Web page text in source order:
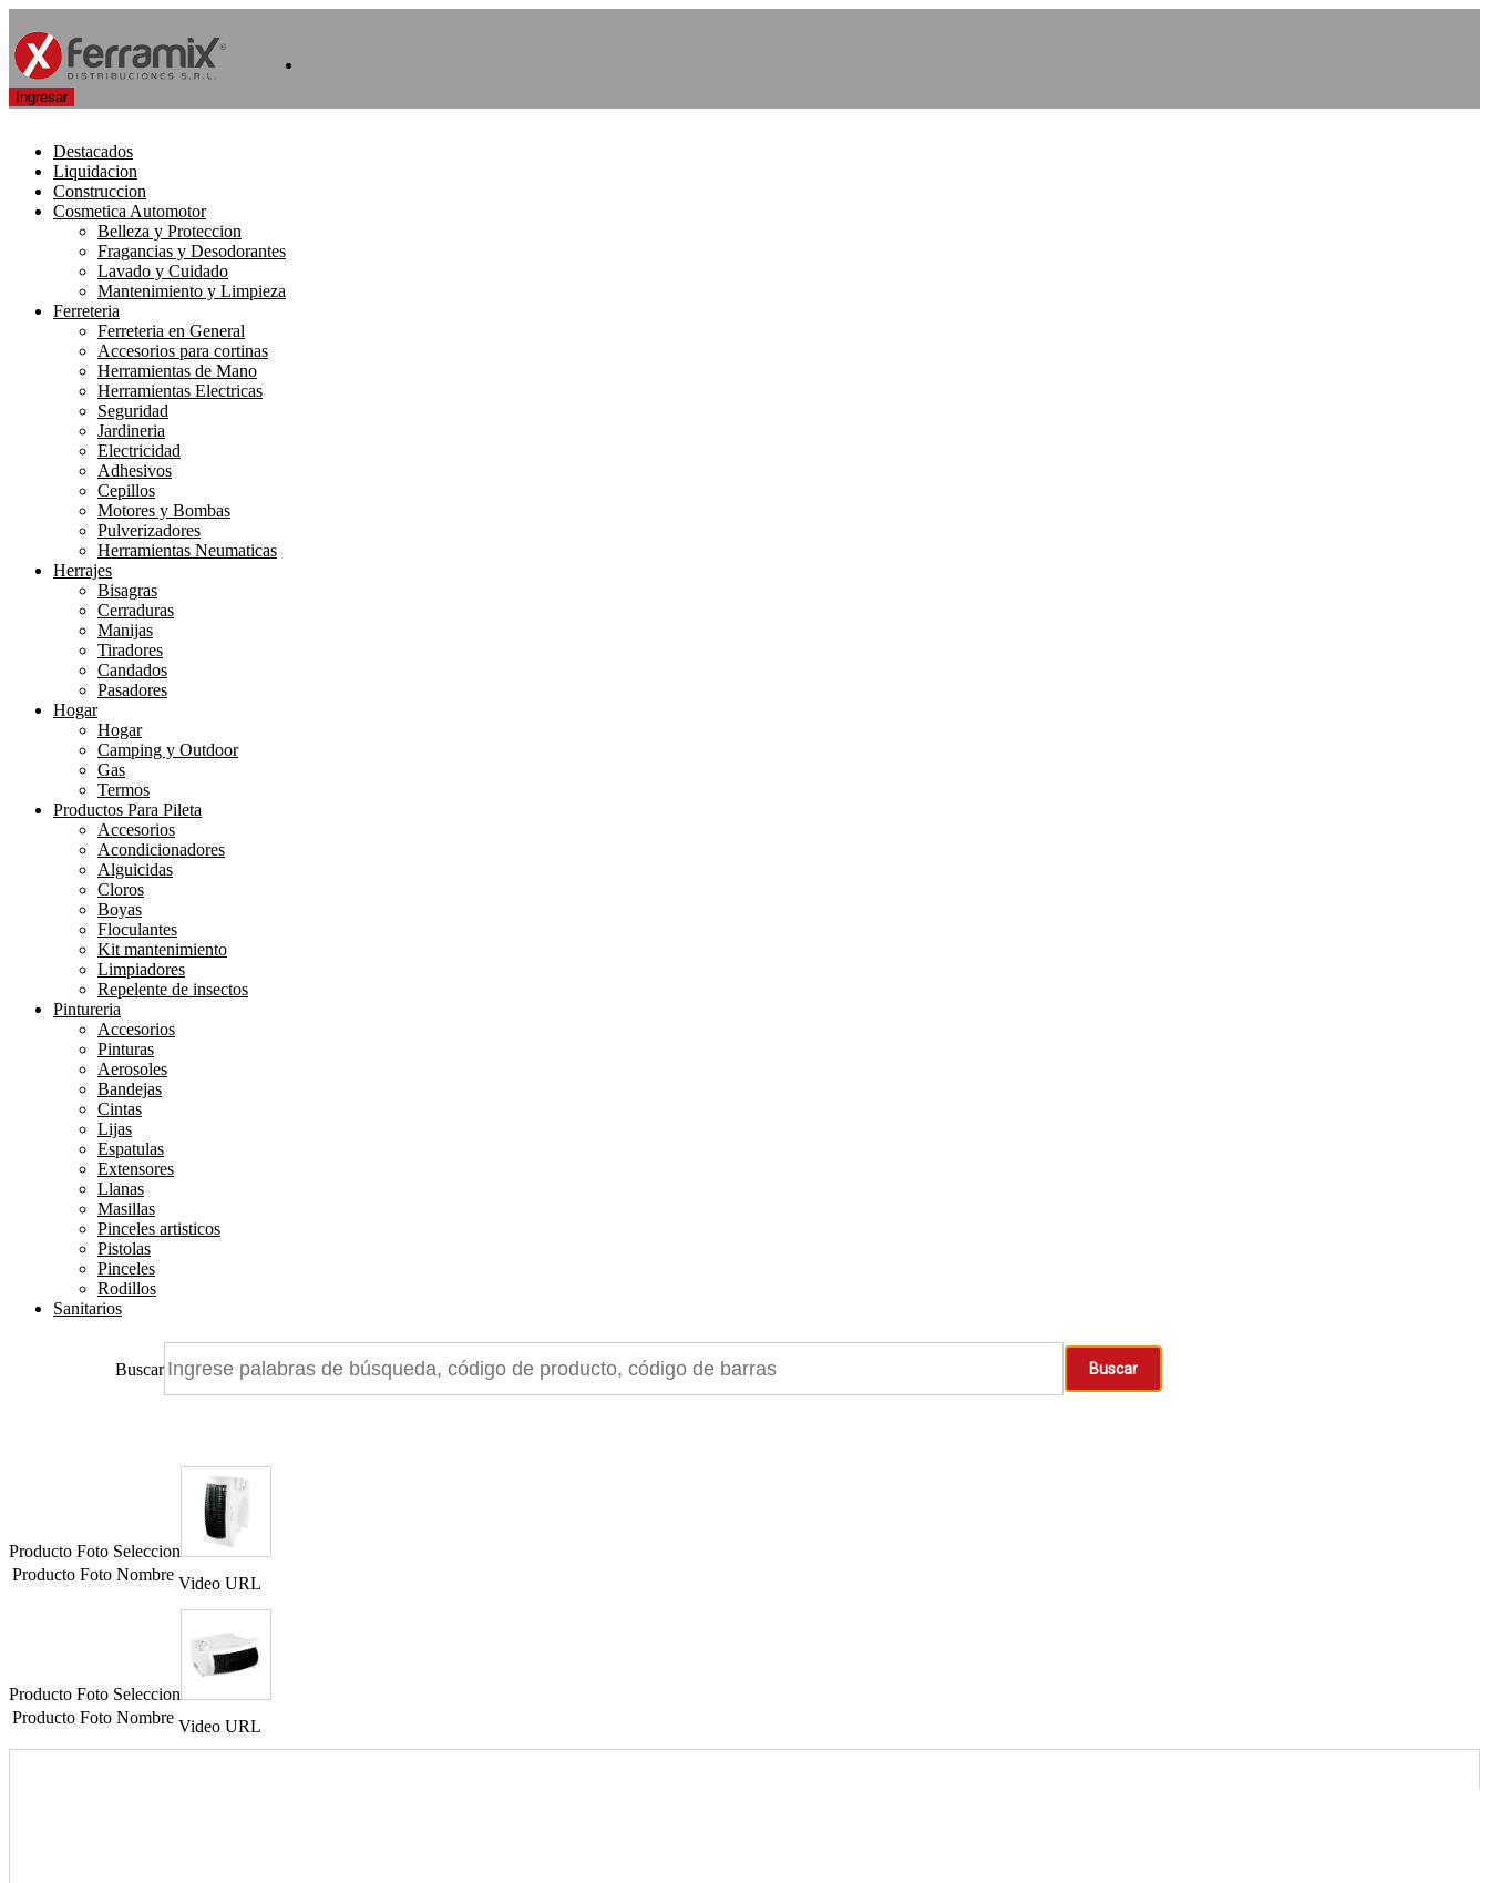
Destacados
Liquidacion
Construccion
Cosmetica Automotor
Belleza y Proteccion
Fragancias y Desodorantes
Lavado y Cuidado
Mantenimiento y Limpieza
Ferreteria
Ferreteria en General
Accesorios para cortinas
Herramientas de Mano
Herramientas Electricas
Seguridad
Jardineria
Electricidad
Adhesivos
Cepillos
Motores y Bombas
Pulverizadores
Herramientas Neumaticas
Herrajes
Bisagras
Cerraduras
Manijas
Tiradores
Candados
Pasadores
Hogar
Hogar
Camping y Outdoor
Gas
Termos
Productos Para Pileta
Accesorios
Acondicionadores
Alguicidas
Cloros
Boyas
Floculantes
Kit mantenimiento
Limpiadores
Repelente de insectos
Pintureria
Accesorios
Pinturas
Aerosoles
Bandejas
Cintas
Lijas
Espatulas
Extensores
Llanas
Masillas
Pinceles artisticos
Pistolas
Pinceles
Rodillos
Sanitarios
Buscar
Producto Foto Seleccion
Producto Foto Nombre Video URL
Producto Foto Seleccion
Producto Foto Nombre Video URL